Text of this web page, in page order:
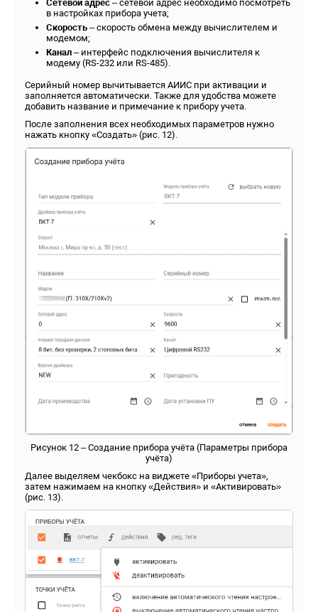
Сетевой адрес – сетевой адрес необходимо посмотреть
в настройках прибора учета;
Скорость – скорость обмена между вычислителем и
модемом;
Канал – интерфейс подключения вычислителя к
модему (RS-232 или RS-485).
Серийный номер вычитывается АИИС при активации и
заполняется автоматически. Также для удобства можете
добавить название и примечание к прибору учета.
После заполнения всех необходимых параметров нужно
нажать кнопку «Создать» (рис. 12).
Рисунок 12 – Создание прибора учёта (Параметры прибора
учёта)
Далее выделяем чекбокс на виджете «Приборы учета»,
затем нажимаем на кнопку «Действия» и «Активировать»
(рис. 13).